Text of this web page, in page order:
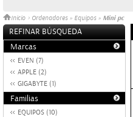
Inicio > Ordenadores » Equipos » Mini pc
REFINAR BÚSQUEDA
Marcas
EVEN (7)
APPLE (2)
GIGABYTE (1)
Familias
EQUIPOS (10)